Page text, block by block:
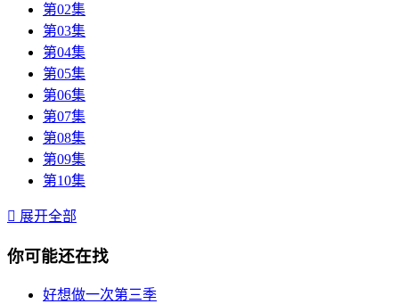
第02集
第03集
第04集
第05集
第06集
第07集
第08集
第09集
第10集
 展开全部
你可能还在找
好想做一次第三季